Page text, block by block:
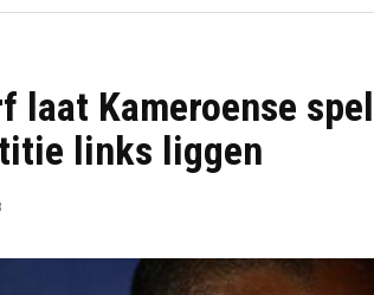
laat Kameroense
links liggen